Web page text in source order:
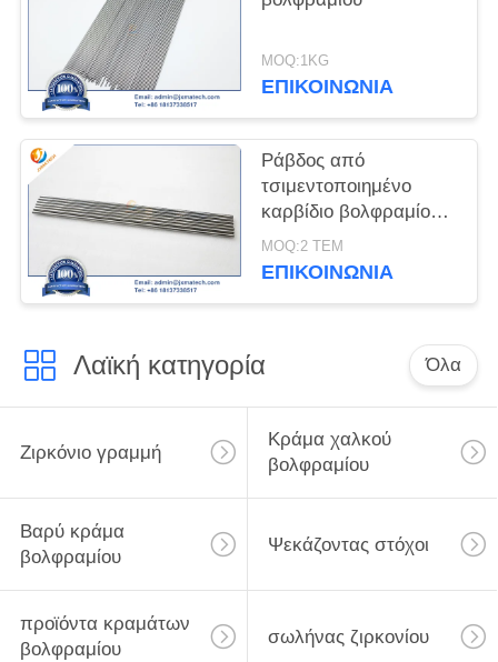
MOQ:1KG
ΕΠΙΚΟΙΝΩΝΊΑ
Ράβδος από
τσιμεντοποιημένο
καρβίδιο βολφραμίου
YG8
MOQ:2 ΤΕΜ
ΕΠΙΚΟΙΝΩΝΊΑ
Λαϊκή κατηγορία Όλα
Ζιρκόνιο γραμμή
Κράμα χαλκού
βολφραμίου
Βαρύ κράμα
βολφραμίου
Ψεκάζοντας στόχοι
προϊόντα κραμάτων
βολφραμίου
σωλήνας ζιρκονίου